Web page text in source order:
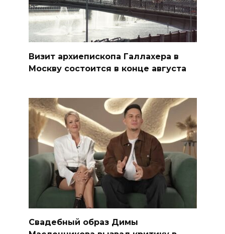
Визит архиепископа Галлахера в
Москву состоится в конце августа
Свадебный образ Димы